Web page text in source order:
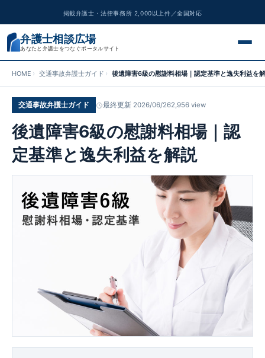
掲載弁護士・法律事務所 2,000以上件／全国対応
弁護士相談広場
あなたと弁護士をつなぐポータルサイト
交通事故
離婚問題
遺産相続
債務整理
刑事事件
HOME 交通事故弁護士ガイド 後遺障害6級の慰謝料相場｜認定基準と逸失利益を
交通事故弁護士ガイド 最終更新 2026/06/262,956 view
後遺障害6級の慰謝料相場｜認
定基準と逸失利益を解説